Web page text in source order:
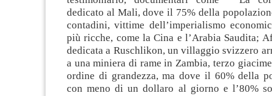
dedicato al Mali, dove il 75% della
contadini, vittime dell’imperialismo
più ricche, come la Cina e l’Arabia Saudita;
dedicata a Ruschlikon, un villaggio svizzero
a una miniera di rame in Zambia, terzo
ordine di grandezza, ma dove il 60% della
con meno di un dollaro al giorno e l’80%